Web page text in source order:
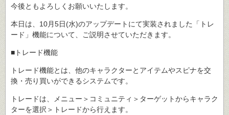
今後ともよろしくお願いいたします。
本日は、10月5日(水)のアップデートにて実装されました「トレ
ード」機能について、ご説明させていただきます。
■トレード機能
トレード機能とは、他のキャラクターとアイテムやスピナを交
換・売り買いができるシステムです。
トレードは、メニュー＞コミュニティ＞ターゲットからキャラク
ターを選択＞トレードから行えます。